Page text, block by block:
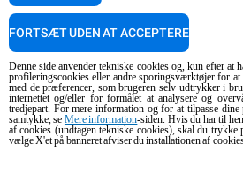
FIND SERVICECENTER
Copyright 2026 UNOX SpA. Alle rettigheder
04230750285 - REA Padova 372835 - Kap.
04230750285 - IT WEEE Reg. No.
AI Content Disclaimer Privacy
Denne side anvender tekniske cookies og, kun efter at
profileringscookies eller andre sporingsværktøjer for at
med de præferencer, som brugeren selv udtrykker i
internettet og/eller for formålet at analysere og
tredjepart. For mere information og for at tilpasse
samtykke, se Mere information-siden. Hvis du har til
af cookies (undtagen tekniske cookies), skal du trykke
vælge X'et på banneret afviser du installationen af
FORTSÆT UDEN AT ACCEPTERE